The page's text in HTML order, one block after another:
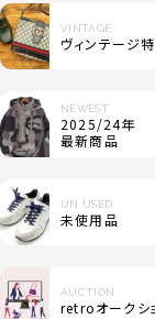
VINTAGE
ヴィンテージ
NEWEST
2025/24年
最新商品
UN USED
未使用品
AUCTION
retroオークシ